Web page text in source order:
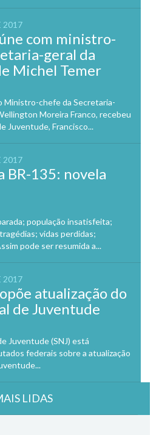
2017
com ministro-
geral da
Michel Temer
Ministro-chefe da Secretaria-
Moreira Franco, recebeu
Juventude, Francisco...
2017
BR-135: novela
população insatisfeita;
vidas perdidas;
pode ser resumida a...
2017
atualização do
de Juventude
Juventude (SNJ) está
federais sobre a atualização
LIDAS